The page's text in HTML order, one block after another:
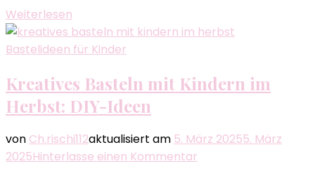
Weiterlesen
Bastelideen für Kinder
Kreatives Basteln mit Kindern im
Herbst: DIY-Ideen
von Ch.rischi112aktualisiert am 5. März 20255. März
2025Hinterlasse einen Kommentar